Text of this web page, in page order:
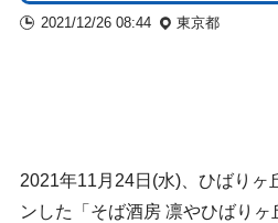
2021/12/26 08:44 東京都
2021年11月24日(水)、ひばりヶ
ンした「そば酒房 凛やひばりヶ